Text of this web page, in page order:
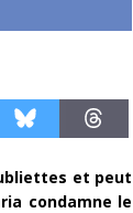
et peut
condamne le